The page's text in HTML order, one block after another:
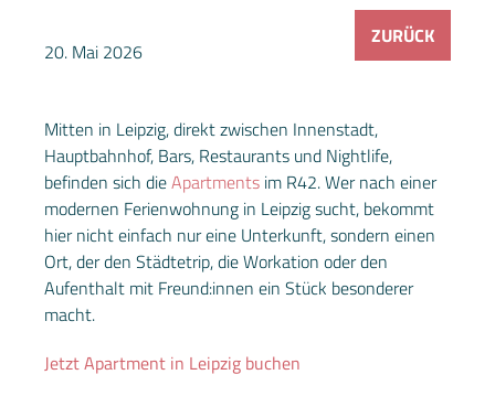
20. Mai 2026
ZURÜCK
Mitten in Leipzig, direkt zwischen Innenstadt,
Hauptbahnhof, Bars, Restaurants und Nightlife,
befinden sich dieApartments im R42. Wer nach einer
modernen Ferienwohnung in Leipzig sucht, bekommt
hier nicht einfach nur eine Unterkunft, sondern einen
Ort, der den Städtetrip, die Workation oder den
Aufenthalt mit Freund:innen ein Stück besonderer
macht.
Jetzt Apartment in Leipzig buchen